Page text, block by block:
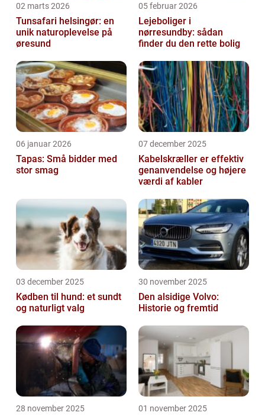
02 marts 2026
Tunsafari helsingør: en
unik naturoplevelse på
øresund
05 februar 2026
Lejeboliger i
nørresundby: sådan
finder du den rette bolig
06 januar 2026
Tapas: Små bidder med
stor smag
07 december 2025
Kabelskræller er effektiv
genanvendelse og højere
værdi af kabler
03 december 2025
Kødben til hund: et sundt
og naturligt valg
30 november 2025
Den alsidige Volvo:
Historie og fremtid
28 november 2025 01 november 2025